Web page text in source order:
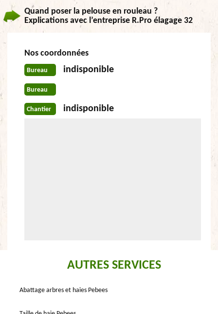
Quand poser la pelouse en rouleau ?
Explications avec l’entreprise R.Pro élagage 32
Nos coordonnées
Bureau indisponible
Bureau
Chantier indisponible
AUTRES SERVICES
Abattage arbres et haies Pebees